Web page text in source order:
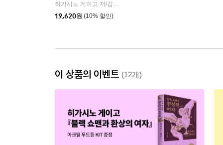
히가시노 게이고 저/김난주 역
19,620원 (10% 할인)
이 상품의 이벤트 (12개)